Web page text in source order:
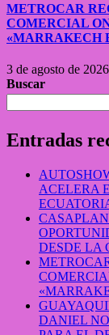
METROCAR
COMERCIAL
«MARRAKECH
3 de agosto de 2026
Buscar
Entradas
ACELERA
DESDE LA
DANIEL